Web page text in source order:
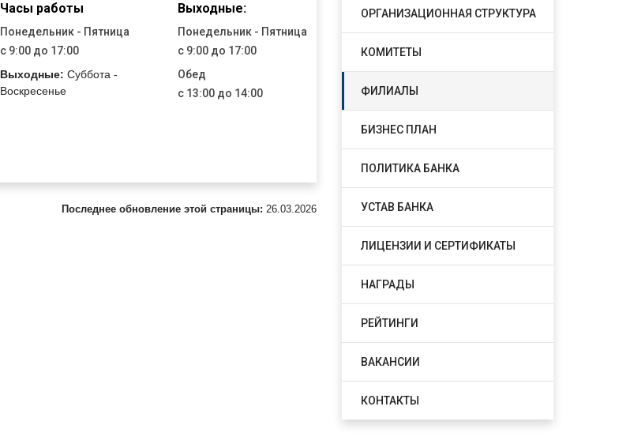
Часы работы
Понедельник - Пятница
с 9:00 до 17:00
Выходные: Суббота -
Воскресенье
Выходные:
Понедельник - Пятница
с 9:00 до 17:00
Обед
с 13:00 до 14:00
Последнее обновление этой страницы: 26.03.2026
ОРГАНИЗАЦИОННАЯ СТРУКТУРА
КОМИТЕТЫ
ФИЛИАЛЫ
БИЗНЕС ПЛАН
ПОЛИТИКА БАНКА
УСТАВ БАНКА
ЛИЦЕНЗИИ И СЕРТИФИКАТЫ
НАГРАДЫ
РЕЙТИНГИ
ВАКАНСИИ
КОНТАКТЫ